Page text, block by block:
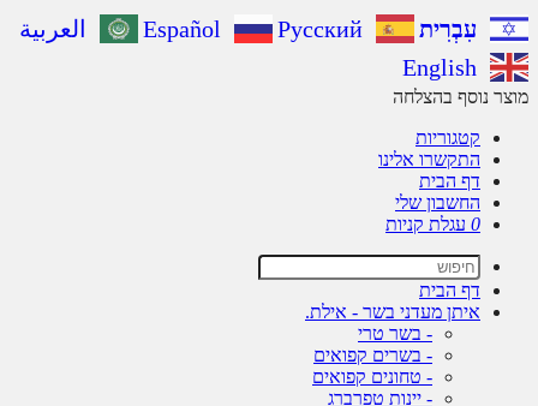
עִבְרִית Español Русский
العربية
English
נוסף בהצלחה
קטגוריות
התקשרו אלינו
דף הבית
החשבון שלי
עגלת קניות
דף הבית
איתן מעדני בשר - אילת.
- בשר טרי
- בשרים קפואים
- טחונים קפואים
- יינות טפרברג